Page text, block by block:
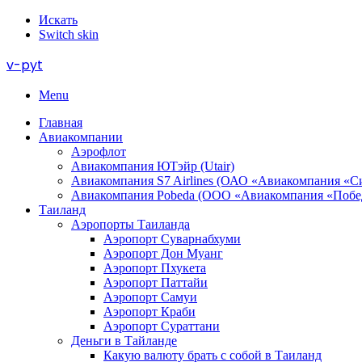
Искать
Switch skin
v-pyt
Menu
Главная
Авиакомпании
Аэрофлот
Авиакомпания ЮТэйр (Utair)
Авиакомпания S7 Airlines (ОАО «Авиакомпания
Авиакомпания Pobeda (ООО «Авиакомпания
Таиланд
Аэропорты Таиланда
Аэропорт Суварнабхуми
Аэропорт Дон Муанг
Аэропорт Пхукета
Аэропорт Паттайи
Аэропорт Самуи
Аэропорт Краби
Аэропорт Сураттани
Деньги в Тайланде
Какую валюту брать с собой в Таиланд